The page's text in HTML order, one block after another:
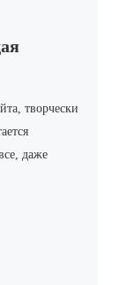
творчески
даже